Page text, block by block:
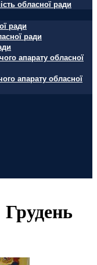
обласної ради
ради
ради
апарату обласної
апарату обласної